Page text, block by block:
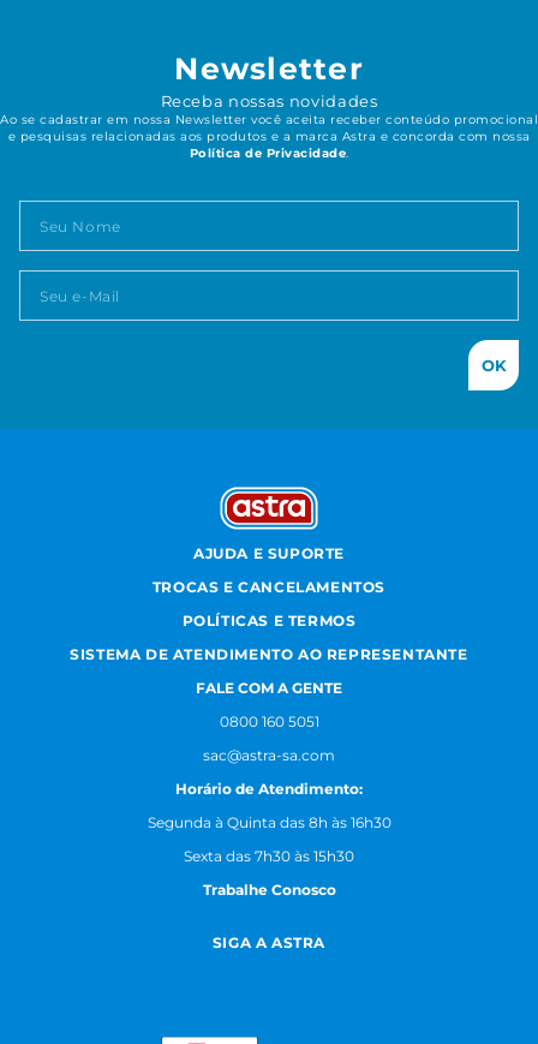
Newsletter
Receba nossas novidades
Ao se cadastrar em nossa Newsletter você aceita receber conteúdo promocional
e pesquisas relacionadas aos produtos e a marca Astra e concorda com nossa
Política de Privacidade.
OK
AJUDA E SUPORTE
TROCAS E CANCELAMENTOS
POLÍTICAS E TERMOS
SISTEMA DE ATENDIMENTO AO REPRESENTANTE
FALE COM A GENTE
0800 160 5051
sac@astra-sa.com
Horário de Atendimento:
Segunda à Quinta das 8h às 16h30
Sexta das 7h30 às 15h30
Trabalhe Conosco
SIGA A ASTRA